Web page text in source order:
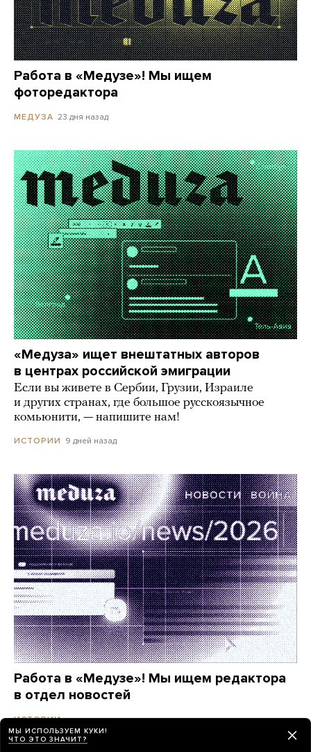
Работа в «Медузе»! Мы ищем
фоторедактора
МЕДУЗА 23 дня назад
«Медуза» ищет внештатных авторов
в центрах российской эмиграции
Если вы живете в Сербии, Грузии, Израиле
и других странах, где большое русскоязычное
комьюнити, — напишите нам!
ИСТОРИИ 9 дней назад
Работа в «Медузе»! Мы ищем редактора
в отдел новостей
ИСТОРИИ месяц назад
МЫ ИСПОЛЬЗУЕМ КУКИ!
ЧТО ЭТО ЗНАЧИТ?